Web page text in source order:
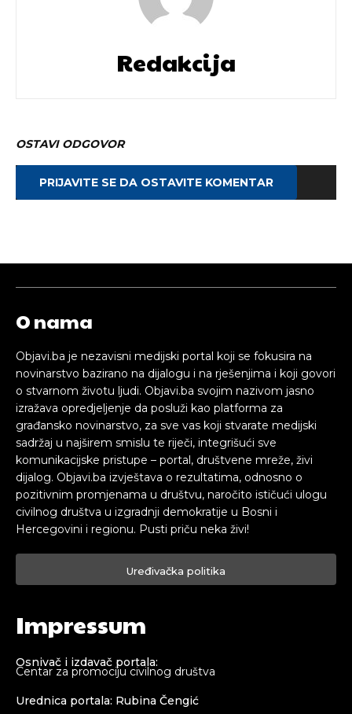
Redakcija
OSTAVI ODGOVOR
PRIJAVITE SE DA OSTAVITE KOMENTAR
O nama
Objavi.ba je nezavisni medijski portal koji se fokusira na
novinarstvo bazirano na dijalogu i na rješenjima i koji govori
o stvarnom životu ljudi. Objavi.ba svojim nazivom jasno
izražava opredjeljenje da posluži kao platforma za
građansko novinarstvo, za sve vas koji stvarate medijski
sadržaj u najširem smislu te riječi, integrišući sve
komunikacijske pristupe – portal, društvene mreže, živi
dijalog. Objavi.ba izvještava o rezultatima, odnosno o
pozitivnim promjenama u društvu, naročito ističući ulogu
civilnog društva u izgradnji demokratije u Bosni i
Hercegovini i regionu. Pusti priču neka živi!
Uređivačka politika
Impressum
Osnivač i izdavač portala:
Centar za promociju civilnog društva
Urednica portala: Rubina Čengić